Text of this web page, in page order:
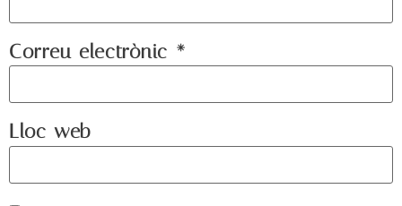
Correu electrònic *
Lloc web